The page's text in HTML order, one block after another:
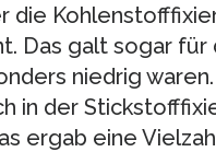
die
Das galt sogar für
niedrig
in der
ergab eine